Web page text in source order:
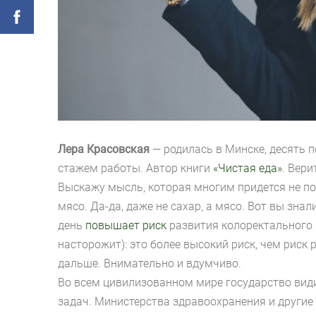
Лера Красовская — родилась в Минске, десять
стажем работы. Автор книги «Чистая еда» .
Выскажу мысль, которая многим придется не
мясо. Да-да, даже не сахар, а мясо. Вот вы
день повышает риск развития
насторожит): это более высокий риск, чем риск
дальше. Внимательно и вдумчиво.
Во всем цивилизованном мире государство
задач. Министерства здравоохранения и